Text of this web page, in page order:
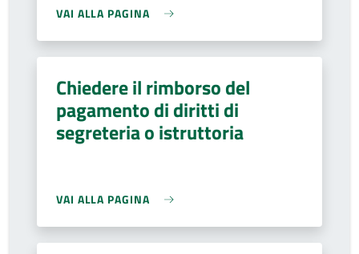
VAI ALLA PAGINA
Chiedere il rimborso del
pagamento di diritti di
segreteria o istruttoria
VAI ALLA PAGINA